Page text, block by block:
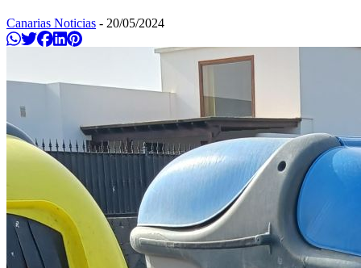
Canarias Noticias - 20/05/2024
Compartir en Whatsapp
Twittear
Compartir en Facebook
Compartir en Linkedin
Compartir en Pinterest